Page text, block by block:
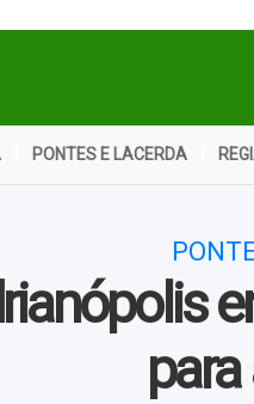
PONTES E LACERDA